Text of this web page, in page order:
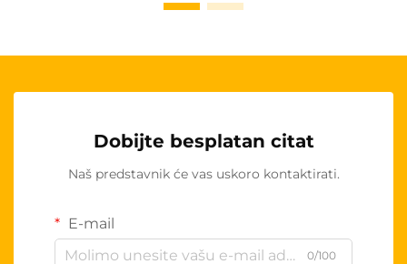
Dobijte besplatan citat
Naš predstavnik će vas uskoro kontaktirati.
E-mail
0/100